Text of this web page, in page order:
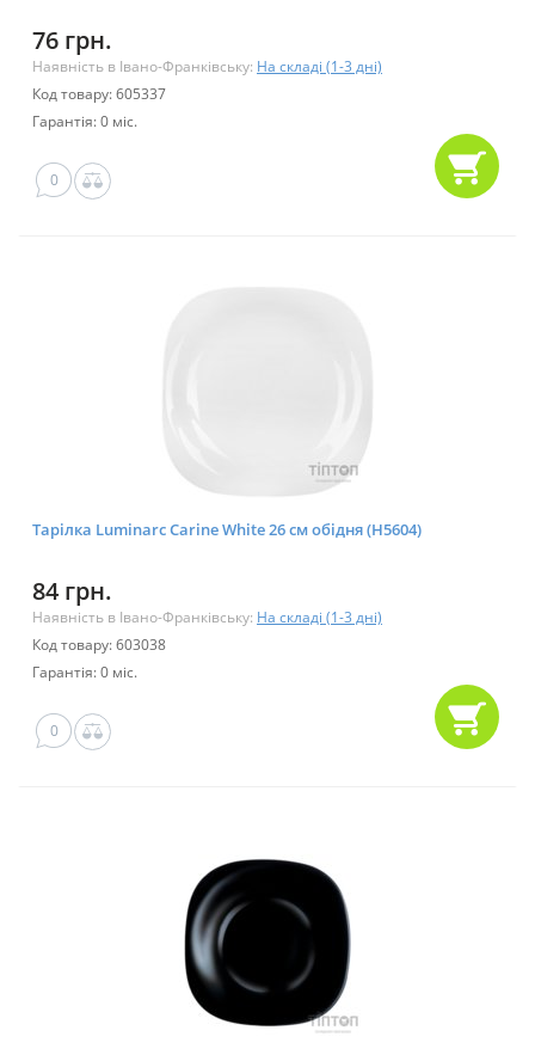
76 грн.
Наявність в Івано-Франківську: На складі (1-3 дні)
Код товару: 605337
Гарантія: 0 міс.
0
Тарілка Luminarc Carine White 26 см обідня (H5604)
84 грн.
Наявність в Івано-Франківську: На складі (1-3 дні)
Код товару: 603038
Гарантія: 0 міс.
0